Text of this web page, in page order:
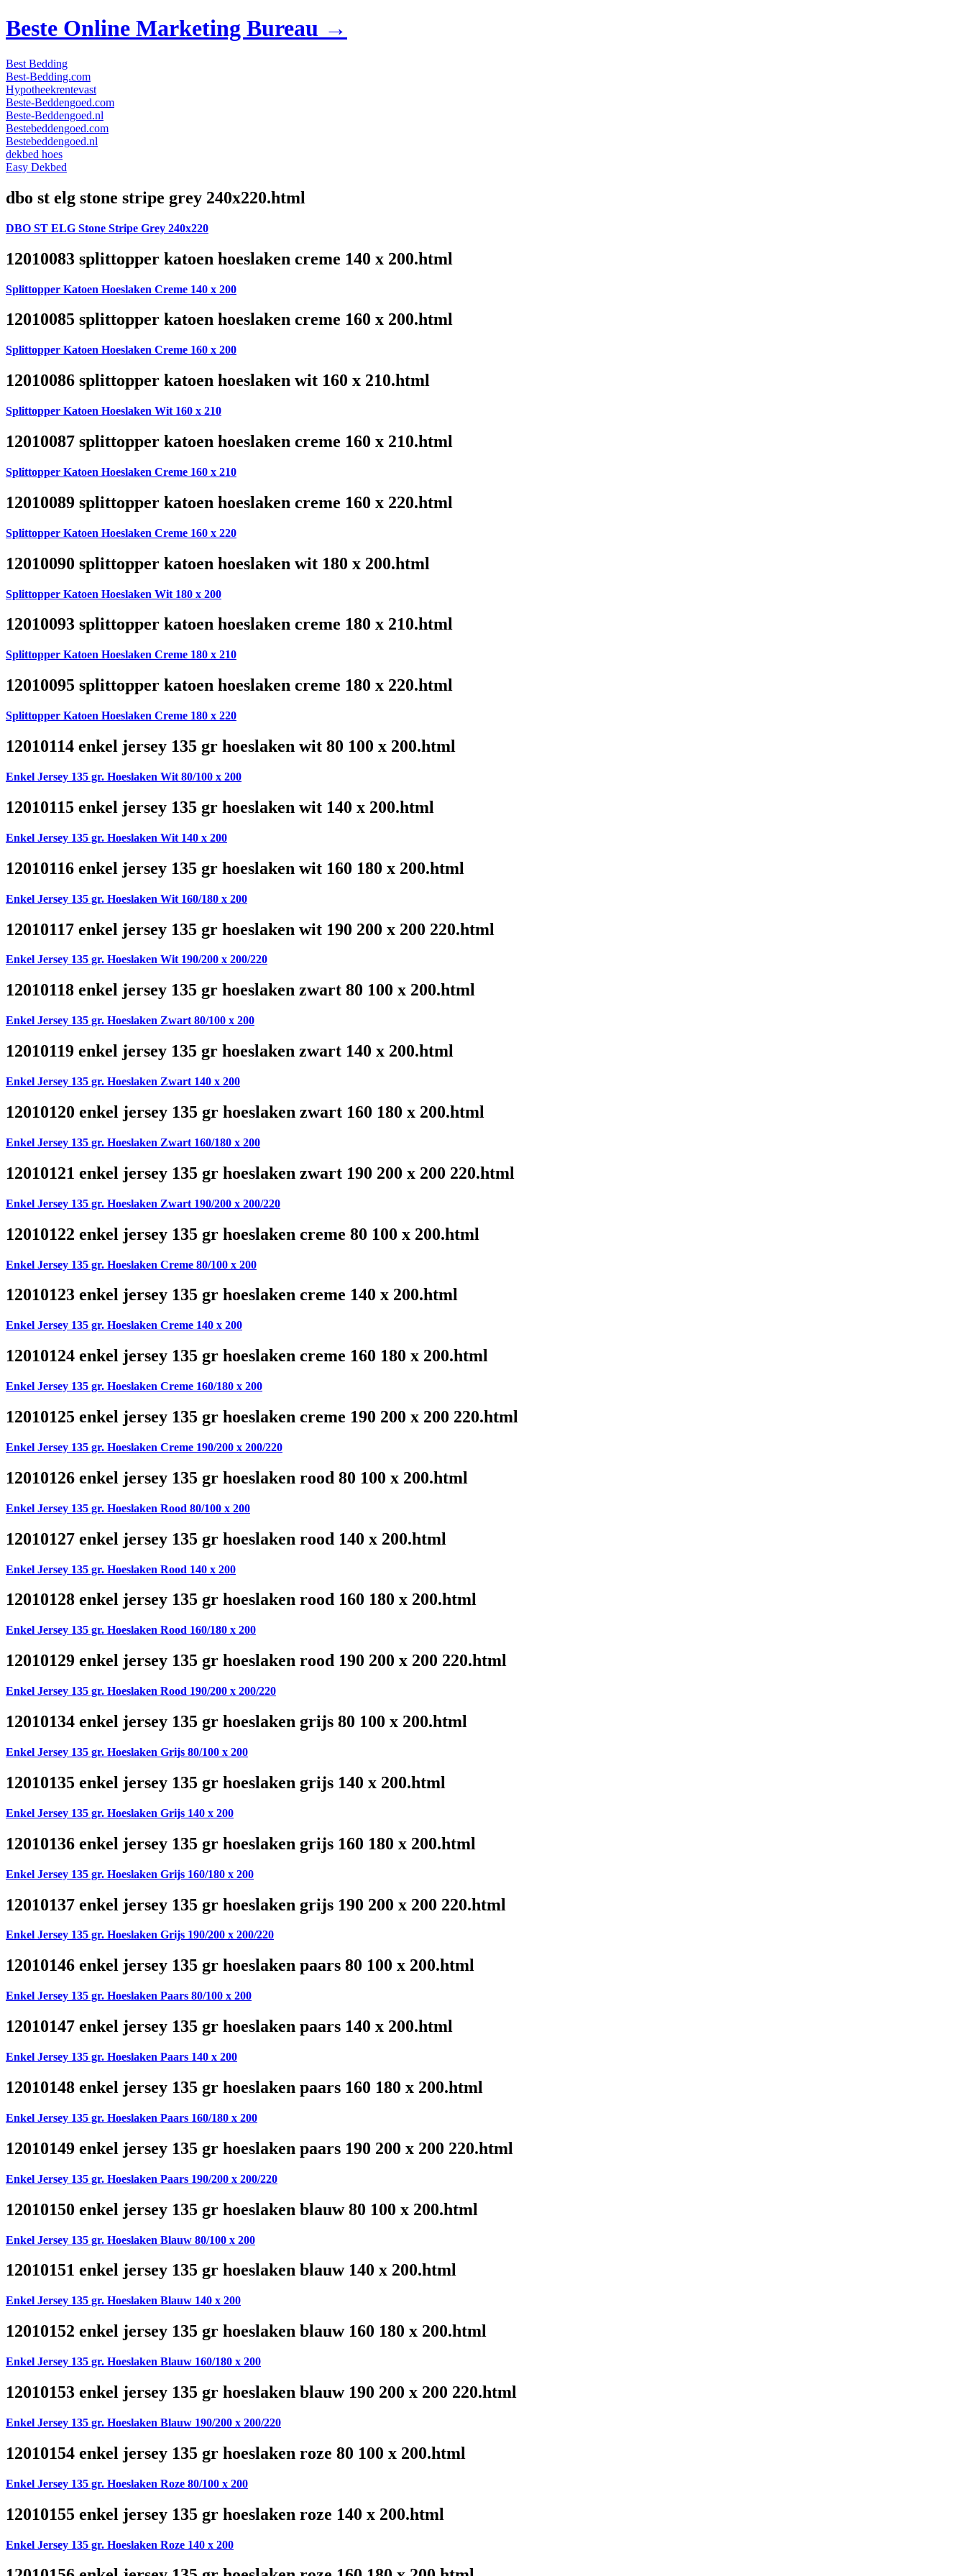
Beste Online Marketing Bureau →
Best Bedding
Best-Bedding.com
Hypotheekrentevast
Beste-Beddengoed.com
Beste-Beddengoed.nl
Bestebeddengoed.com
Bestebeddengoed.nl
dekbed hoes
Easy Dekbed
dbo st elg stone stripe grey 240x220.html
DBO ST ELG Stone Stripe Grey 240x220
12010083 splittopper katoen hoeslaken creme 140 x 200.html
Splittopper Katoen Hoeslaken Creme 140 x 200
12010085 splittopper katoen hoeslaken creme 160 x 200.html
Splittopper Katoen Hoeslaken Creme 160 x 200
12010086 splittopper katoen hoeslaken wit 160 x 210.html
Splittopper Katoen Hoeslaken Wit 160 x 210
12010087 splittopper katoen hoeslaken creme 160 x 210.html
Splittopper Katoen Hoeslaken Creme 160 x 210
12010089 splittopper katoen hoeslaken creme 160 x 220.html
Splittopper Katoen Hoeslaken Creme 160 x 220
12010090 splittopper katoen hoeslaken wit 180 x 200.html
Splittopper Katoen Hoeslaken Wit 180 x 200
12010093 splittopper katoen hoeslaken creme 180 x 210.html
Splittopper Katoen Hoeslaken Creme 180 x 210
12010095 splittopper katoen hoeslaken creme 180 x 220.html
Splittopper Katoen Hoeslaken Creme 180 x 220
12010114 enkel jersey 135 gr hoeslaken wit 80 100 x 200.html
Enkel Jersey 135 gr. Hoeslaken Wit 80/100 x 200
12010115 enkel jersey 135 gr hoeslaken wit 140 x 200.html
Enkel Jersey 135 gr. Hoeslaken Wit 140 x 200
12010116 enkel jersey 135 gr hoeslaken wit 160 180 x 200.html
Enkel Jersey 135 gr. Hoeslaken Wit 160/180 x 200
12010117 enkel jersey 135 gr hoeslaken wit 190 200 x 200 220.html
Enkel Jersey 135 gr. Hoeslaken Wit 190/200 x 200/220
12010118 enkel jersey 135 gr hoeslaken zwart 80 100 x 200.html
Enkel Jersey 135 gr. Hoeslaken Zwart 80/100 x 200
12010119 enkel jersey 135 gr hoeslaken zwart 140 x 200.html
Enkel Jersey 135 gr. Hoeslaken Zwart 140 x 200
12010120 enkel jersey 135 gr hoeslaken zwart 160 180 x 200.html
Enkel Jersey 135 gr. Hoeslaken Zwart 160/180 x 200
12010121 enkel jersey 135 gr hoeslaken zwart 190 200 x 200 220.html
Enkel Jersey 135 gr. Hoeslaken Zwart 190/200 x 200/220
12010122 enkel jersey 135 gr hoeslaken creme 80 100 x 200.html
Enkel Jersey 135 gr. Hoeslaken Creme 80/100 x 200
12010123 enkel jersey 135 gr hoeslaken creme 140 x 200.html
Enkel Jersey 135 gr. Hoeslaken Creme 140 x 200
12010124 enkel jersey 135 gr hoeslaken creme 160 180 x 200.html
Enkel Jersey 135 gr. Hoeslaken Creme 160/180 x 200
12010125 enkel jersey 135 gr hoeslaken creme 190 200 x 200 220.html
Enkel Jersey 135 gr. Hoeslaken Creme 190/200 x 200/220
12010126 enkel jersey 135 gr hoeslaken rood 80 100 x 200.html
Enkel Jersey 135 gr. Hoeslaken Rood 80/100 x 200
12010127 enkel jersey 135 gr hoeslaken rood 140 x 200.html
Enkel Jersey 135 gr. Hoeslaken Rood 140 x 200
12010128 enkel jersey 135 gr hoeslaken rood 160 180 x 200.html
Enkel Jersey 135 gr. Hoeslaken Rood 160/180 x 200
12010129 enkel jersey 135 gr hoeslaken rood 190 200 x 200 220.html
Enkel Jersey 135 gr. Hoeslaken Rood 190/200 x 200/220
12010134 enkel jersey 135 gr hoeslaken grijs 80 100 x 200.html
Enkel Jersey 135 gr. Hoeslaken Grijs 80/100 x 200
12010135 enkel jersey 135 gr hoeslaken grijs 140 x 200.html
Enkel Jersey 135 gr. Hoeslaken Grijs 140 x 200
12010136 enkel jersey 135 gr hoeslaken grijs 160 180 x 200.html
Enkel Jersey 135 gr. Hoeslaken Grijs 160/180 x 200
12010137 enkel jersey 135 gr hoeslaken grijs 190 200 x 200 220.html
Enkel Jersey 135 gr. Hoeslaken Grijs 190/200 x 200/220
12010146 enkel jersey 135 gr hoeslaken paars 80 100 x 200.html
Enkel Jersey 135 gr. Hoeslaken Paars 80/100 x 200
12010147 enkel jersey 135 gr hoeslaken paars 140 x 200.html
Enkel Jersey 135 gr. Hoeslaken Paars 140 x 200
12010148 enkel jersey 135 gr hoeslaken paars 160 180 x 200.html
Enkel Jersey 135 gr. Hoeslaken Paars 160/180 x 200
12010149 enkel jersey 135 gr hoeslaken paars 190 200 x 200 220.html
Enkel Jersey 135 gr. Hoeslaken Paars 190/200 x 200/220
12010150 enkel jersey 135 gr hoeslaken blauw 80 100 x 200.html
Enkel Jersey 135 gr. Hoeslaken Blauw 80/100 x 200
12010151 enkel jersey 135 gr hoeslaken blauw 140 x 200.html
Enkel Jersey 135 gr. Hoeslaken Blauw 140 x 200
12010152 enkel jersey 135 gr hoeslaken blauw 160 180 x 200.html
Enkel Jersey 135 gr. Hoeslaken Blauw 160/180 x 200
12010153 enkel jersey 135 gr hoeslaken blauw 190 200 x 200 220.html
Enkel Jersey 135 gr. Hoeslaken Blauw 190/200 x 200/220
12010154 enkel jersey 135 gr hoeslaken roze 80 100 x 200.html
Enkel Jersey 135 gr. Hoeslaken Roze 80/100 x 200
12010155 enkel jersey 135 gr hoeslaken roze 140 x 200.html
Enkel Jersey 135 gr. Hoeslaken Roze 140 x 200